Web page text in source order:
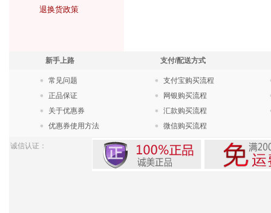
退换货政策
新手上路
常见问题
正品保证
关于优惠券
优惠券使用方法
支付/配送方式
支付宝购买流程
网银购买流程
汇款购买流程
微信购买流程
诚信认证：